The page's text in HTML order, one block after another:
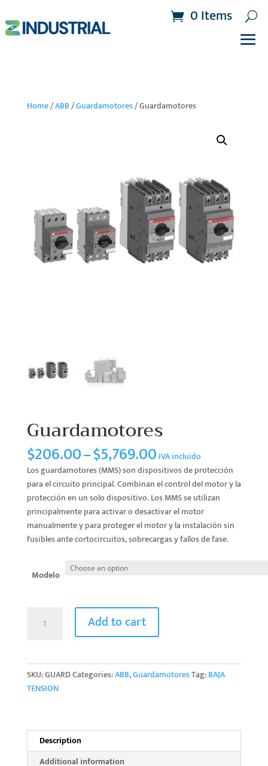
0 Items
Home/ABB/Guardamotores/ Guardamotores
Guardamotores
$206.00–$5,769.00Price
range:
$206.00
through
$5,769.00
IVA incluido
Los guardamotores (MMS) son dispositivos de protección
para el circuito principal. Combinan el control del motor y la
protección en un solo dispositivo. Los MMS se utilizan
principalmente para activar o desactivar el motor
manualmente y para proteger el motor y la instalación sin
fusibles ante cortocircuitos, sobrecargas y fallos de fase.
Modelo
Guardamotores
quantity
Add to cart
SKU:GUARDCategories:ABB,GuardamotoresTag:BAJA
TENSION
Description
Additional information